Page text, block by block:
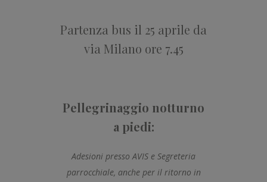
Partenza bus il 25 aprile da
via Milano ore 7.45
Pellegrinaggio notturno
a piedi:
Adesioni presso AVIS e Segreteria
parrocchiale, anche per il ritorno in